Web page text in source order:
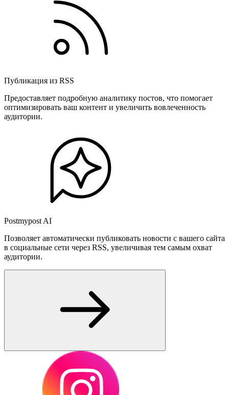
Публикация из RSS
Предоставляет подробную аналитику постов, что помогает
оптимизировать ваш контент и увеличить вовлеченность
аудитории.
Postmypost AI
Позволяет автоматически публиковать новости с вашего сайта
в социальные сети через RSS, увеличивая тем самым охват
аудитории.